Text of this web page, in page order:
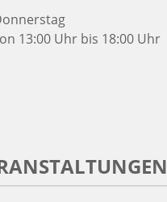
13:00 Uhr bis 18:00 Uhr